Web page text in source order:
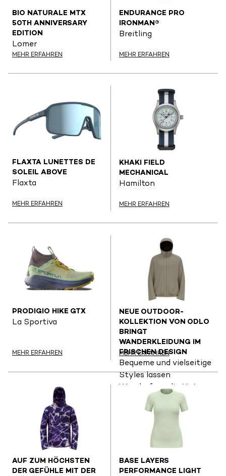
BIO NATURALE MTX
50TH ANNIVERSARY
EDITION
Lomer
MEHR ERFAHREN
ENDURANCE PRO
IRONMAN®
Breitling
MEHR ERFAHREN
FLAXTA LUNETTES DE
SOLEIL ABOVE
Flaxta
MEHR ERFAHREN
KHAKI FIELD
MECHANICAL
Hamilton
MEHR ERFAHREN
PRODIGIO HIKE GTX
La Sportiva
MEHR ERFAHREN
NEUE OUTDOOR-
KOLLEKTION VON ODLO
BRINGT
WANDERKLEIDUNG IM
FRISCHEN DESIGN
Bequeme und vielseitige
Styles lassen
Wanderfans die Natur
neu erleben.
MEHR ERFAHREN
AUF ZUM HÖCHSTEN
DER GEFÜHLE MIT DER
BASE LAYERS
PERFORMANCE LIGHT